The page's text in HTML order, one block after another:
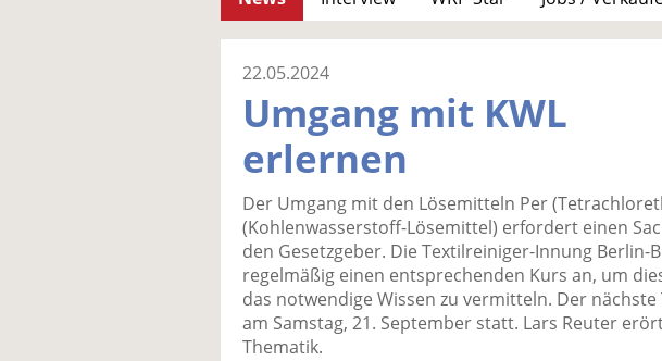
22.05.2024
Umgang mit KWL
erlernen
Der Umgang mit den Lösemitteln Per
(Kohlenwasserstoff-Lösemittel) erfordert einen
den Gesetzgeber. Die Textilreiniger-Innung
regelmäßig einen entsprechenden Kurs an, um
das notwendige Wissen zu vermitteln. Der
am Samstag, 21. September statt. Lars Reuter
Thematik.